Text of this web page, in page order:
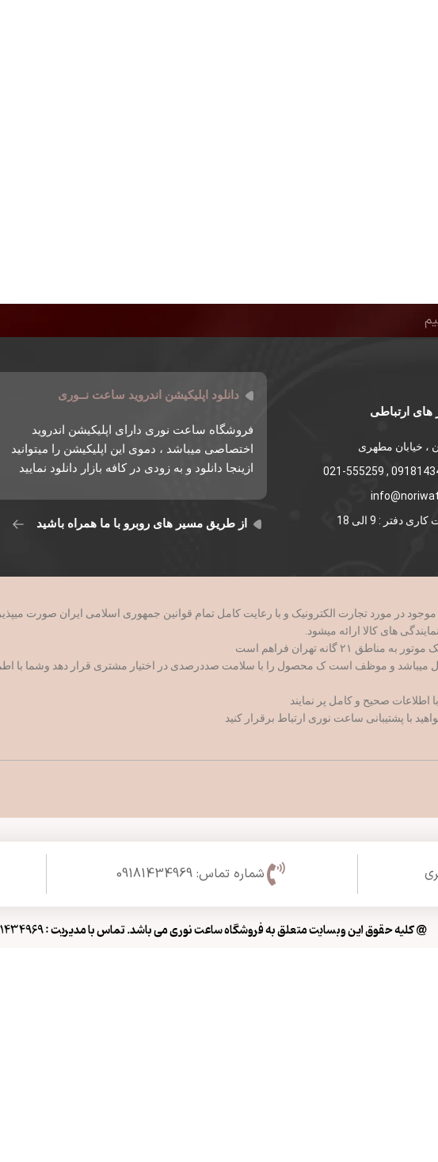
های ارتباطی
، خیابان مطهری
09181434969 ,
دفتر : 9 الی 18
دانلود اپلیکیشن اندروید ساعت نــوری
فروشگاه ساعت نوری دارای اپلیکیشن اندروید
اختصاصی میباشد ، دموی این اپلیکیشن را میتوانید
ازینجا دانلود و به زودی در کافه بازار دانلود نمایید
از طریق مسیر های روبرو با ما همراه باشید
میباشد و موظف است ک محصول را با سلامت صددرصدی در اختیار مشتری قرار دهد وشما با
شماره تماس: 09181434969
@ کلیه حقوق این وبسایت متعلق به فروشگاه ساعت نوری می باشد. تماس با مدیریت : 09181434969